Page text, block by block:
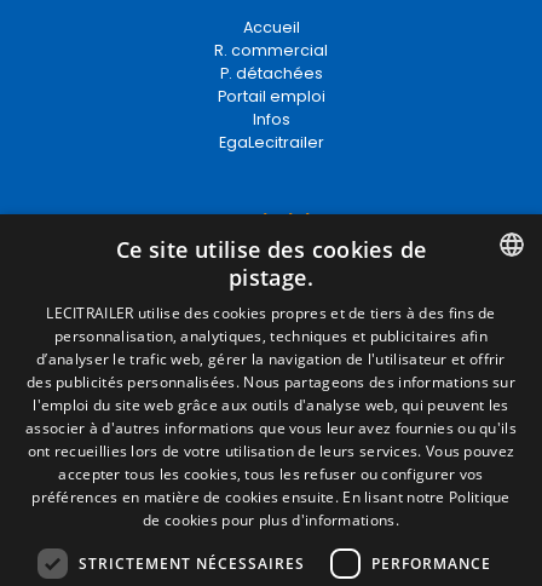
Accueil
R. commercial
P. détachées
Portail emploi
Infos
EgaLecitrailer
Termes juridiques
Mentions Légales
Politique de Confidentialité
Politique de Cookies
Conditions générales de vente
Gérer les cookies
Contact
Camino de los Huertos, S/N. Apdo 100
50620 - Casetas (Zaragoza) SPAIN
+(34) 976 462 121
SPANISH
ENGLISH
FRENCH
ITALIAN
PORTUGUESE
Ce site utilise des cookies de
pistage.
LECITRAILER utilise des cookies propres et de tiers à des fins de
personnalisation, analytiques, techniques et publicitaires afin
d’analyser le trafic web, gérer la navigation de l'utilisateur et offrir
des publicités personnalisées. Nous partageons des informations sur
l'emploi du site web grâce aux outils d'analyse web, qui peuvent les
associer à d'autres informations que vous leur avez fournies ou qu'ils
ont recueillies lors de votre utilisation de leurs services. Vous pouvez
accepter tous les cookies, tous les refuser ou configurer vos
préférences en matière de cookies ensuite. En lisant notre Politique
de cookies pour plus d'informations.
STRICTEMENT NÉCESSAIRES PERFORMANCE